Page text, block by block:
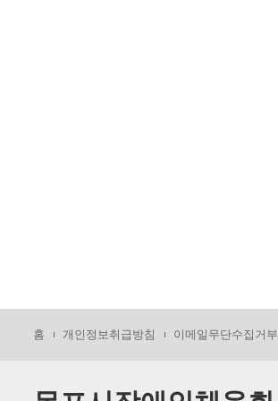
홈 개인정보취급방침 이메일무단수집거부